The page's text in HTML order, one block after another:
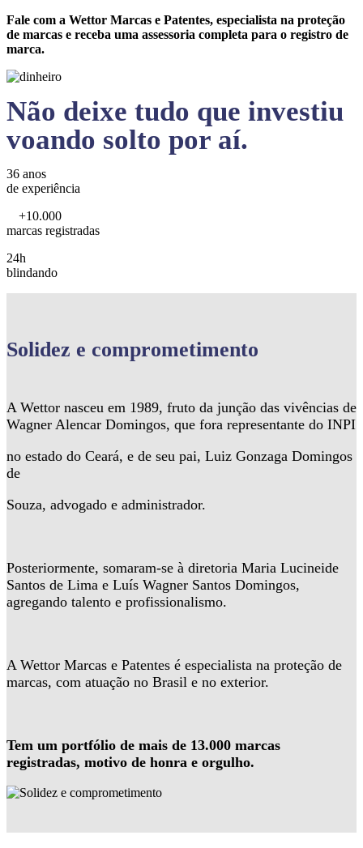
Fale com a Wettor Marcas e Patentes, especialista na proteção
de marcas e receba uma assessoria completa para o registro de
marca.
Não deixe tudo que investiu
voando solto por aí.
36 anos
de experiência
+10.000
marcas registradas
24h
blindando
Solidez e comprometimento
A Wettor nasceu em 1989, fruto da junção das vivências de
Wagner Alencar Domingos, que fora representante do INPI
no estado do Ceará, e de seu pai, Luiz Gonzaga Domingos
de
Souza, advogado e administrador.
Posteriormente, somaram-se à diretoria Maria Lucineide
Santos de Lima e Luís Wagner Santos Domingos,
agregando talento e profissionalismo.
A Wettor Marcas e Patentes é especialista na proteção de
marcas, com atuação no Brasil e no exterior.
Tem um portfólio de mais de 13.000 marcas
registradas, motivo de honra e orgulho.